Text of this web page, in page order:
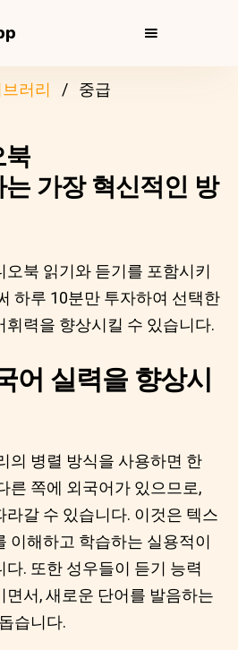
러리 중급
북
가장 혁신적인 방
북 읽기와 듣기를 포함시키
하루 10분만 투자하여 선택한
휘력을 향상시킬 수 있습니다.
어 실력을 향상시
의 병렬 방식을 사용하면 한
른 쪽에 외국어가 있으므로,
라갈 수 있습니다. 이것은 텍스
이해하고 학습하는 실용적이
. 또한 성우들이 듣기 능력
면서, 새로운 단어를 발음하는
습니다.